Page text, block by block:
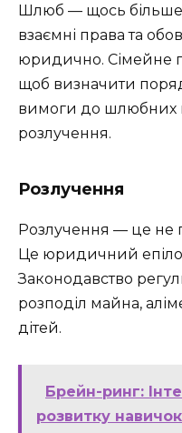
Шлюб — щось більше,
взаємні права та
юридично. Сімейне
щоб визначити
вимоги до шлюбних
розлучення.
Розлучення
Розлучення — це не
Це юридичний епілог
Законодавство
розподіл майна,
дітей.
Брейн-ринг:
розвитку